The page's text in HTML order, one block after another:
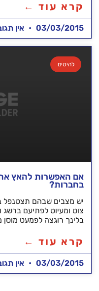
קרא עוד ←
03/03/2015 אין
להיטים
אם האפשרות להאץ
בחברות?
יש מצבים שבהם תצטנפל
צוט ומעיוט לפתיעם ברשג
בלינך רוגצה לפמעט מוסן
קרא עוד ←
03/03/2015 אין